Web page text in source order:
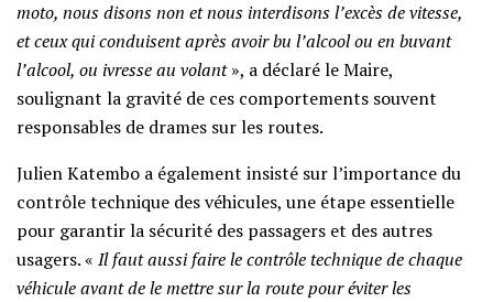
moto, nous disons non et nous interdisons l’excès de vitesse,
et ceux qui conduisent après avoir bu l’alcool ou en buvant
l’alcool, ou ivresse au volant», a déclaré le Maire,
soulignant la gravité de ces comportements souvent
responsables de drames sur les routes.
Julien Katembo a également insisté sur l’importance du
contrôle technique des véhicules, une étape essentielle
pour garantir la sécurité des passagers et des autres
usagers. « Il faut aussi faire le contrôle technique de chaque
véhicule avant de le mettre sur la route pour éviter les